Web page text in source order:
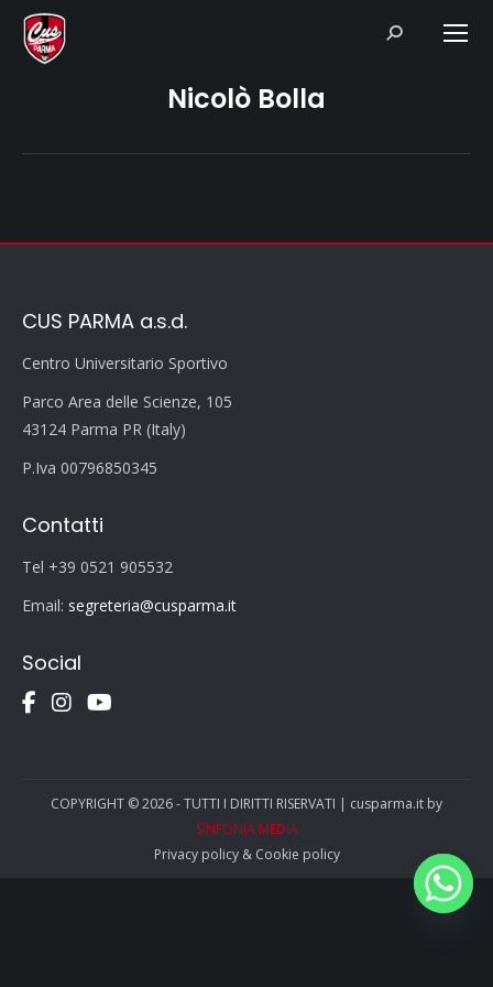
Search:
Nicolò Bolla
CUS PARMA a.s.d.
Centro Universitario Sportivo
Parco Area delle Scienze, 105
43124 Parma PR (Italy)
P.Iva 00796850345
Contatti
Tel +39 0521 905532
Email: segreteria@cusparma.it
Social
COPYRIGHT © 2026 - TUTTI I DIRITTI RISERVATI | cusparma.it by
SINFONIA MEDIA
Privacy policy& Cookie policy